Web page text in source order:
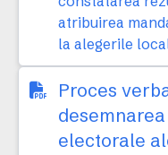
atribuirea
la alegerile
Proces
electorale